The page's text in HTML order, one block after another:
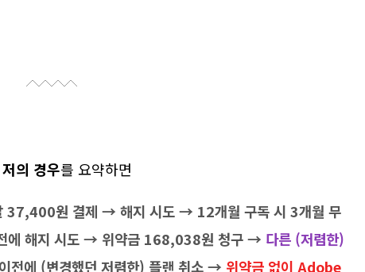
저의 경우를 요약하면
원 결제 → 해지 시도 → 12개월 구독 시 3개월 무
에 해지 시도 → 위약금 168,038원 청구 → 다른 (저렴한)
에 (변경했던 저렴한) 플랜 취소 → 위약금 없이 Adobe